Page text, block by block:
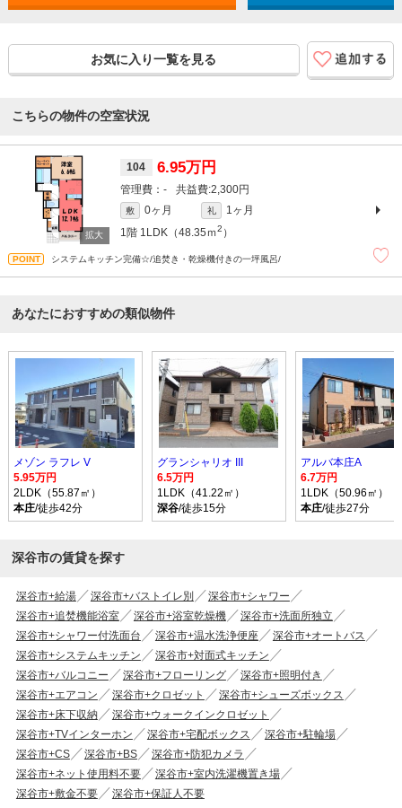
お気に入り一覧を見る
こちらの物件の空室状況
104 6.95万円
- 2,300円
敷 0ヶ月 礼
1ヶ月
1階 1LDK（48.35ｍ2 ）
システムキッチン完備☆/追焚き・乾燥機付きの一坪風呂/
あなたにおすすめの類似物件
メゾン ラフレ V
5.95万円
2LDK（55.87㎡）
本庄/徒歩42分
グランシャリオ III
6.5万円
1LDK（41.22㎡）
深谷/徒歩15分
アルバ本庄A
6.7万円
1LDK（50.96㎡）
本庄/徒歩27分
深谷市の賃貸を探す
深谷市+給湯 深谷市+バストイレ別
深谷市+シャワー
深谷市+追焚機能浴室
深谷市+浴室乾燥機
深谷市+洗面所独立
深谷市+シャワー付洗面台
深谷市+温水洗浄便座
深谷市+オートバス
深谷市+システムキッチン
深谷市+対面式キッチン
深谷市+バルコニー
深谷市+フローリング
深谷市+照明付き
深谷市+エアコン
深谷市+クロゼット
深谷市+シューズボックス
深谷市+床下収納
深谷市+ウォークインクロゼット
深谷市+TVインターホン
深谷市+宅配ボックス
深谷市+駐輪場
深谷市+CS
深谷市+BS
深谷市+防犯カメラ
深谷市+ネット使用料不要
深谷市+室内洗濯機置き場
深谷市+敷金不要
深谷市+保証人不要